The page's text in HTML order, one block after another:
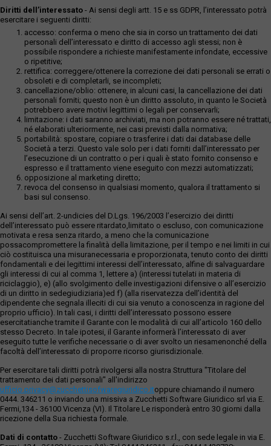
Diritti dell’interessato - Ai sensi degli artt. 15 e ss GDPR, l’interessato potrà
esercitare i seguenti diritti:
accesso: conferma o meno che sia in corso un trattamento dei dati
personali dell’interessato e diritto di accesso agli stessi; non è
possibile rispondere a richieste manifestamente infondate, eccessive
o ripetitive;
rettifica: correggere/ottenere la correzione dei dati personali se errati o
obsoleti e di completarli, se incompleti;
cancellazione/oblio: ottenere, in alcuni casi, la cancellazione dei dati
personali forniti; questo non è un diritto assoluto, in quanto le Società
potrebbero avere motivi legittimi o legali per conservarli;
limitazione: i dati saranno archiviati, ma non potranno essere né trattati,
né elaborati ulteriormente, nei casi previsti dalla normativa;
portabilità: spostare, copiare o trasferire i dati dai database delle
Società a terzi. Questo vale solo per i dati forniti dall’interessato per
l’esecuzione di un contratto o per i quali è stato fornito consenso e
espresso e il trattamento viene eseguito con mezzi automatizzati;
opposizione al marketing diretto;
revoca del consenso in qualsiasi momento, qualora il trattamento si
basi sul consenso.
Ai sensi dell’art. 2-undicies del D.Lgs. 196/2003 l’esercizio dei diritti
dell’interessato può essere ritardato,limitato o escluso, con comunicazione
motivata e resa senza ritardo, a meno che la comunicazione
possacompromettere la finalità della limitazione, per il tempo e nei limiti in cui
ciò costituisca una misuranecessaria e proporzionata, tenuto conto dei diritti
fondamentali e dei legittimi interessi dell’interessato, alfine di salvaguardare
gli interessi di cui al comma 1, lettere a) (interessi tutelati in materia di
riciclaggio), e) (allo svolgimento delle investigazioni difensive o all’esercizio
di un diritto in sedegiudiziaria)ed f) (alla riservatezza dell’identità del
dipendente che segnala illeciti di cui sia venuto a conoscenza in ragione del
proprio ufficio). In tali casi, i diritti dell’interessato possono essere
esercitatianche tramite il Garante con le modalità di cui all’articolo 160 dello
stesso Decreto. In tale ipotesi, il Garante informerà l’interessato di aver
eseguito tutte le verifiche necessarie o di aver svolto un riesamenonché della
facoltà dell’interessato di proporre ricorso giurisdizionale.
Per esercitare tali diritti potrà rivolgersi alla nostra Struttura "Titolare del
trattamento dei dati personali" all'indirizzo
ufficio.privacy@zucchettisofwaregiuridico.itoppure chiamando il numero
0444. 346211 o inviando una missiva a Zucchetti Software Giuridico srl via E.
Fermi,134 - 36100 Vicenza (VI). Il Titolare Le risponderà entro 30 giorni dalla
ricezione della Sua richiesta formale.
Dati di contatto - Zucchetti Software Giuridico s.r.l., con sede legale in via E.